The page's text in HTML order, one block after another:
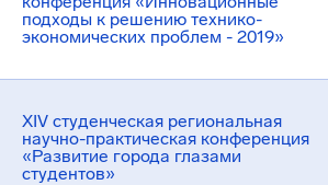
подходы к решению технико-
экономических проблем - 2019»
XIV студенческая региональная
научно-практическая конференция
«Развитие города глазами
студентов»